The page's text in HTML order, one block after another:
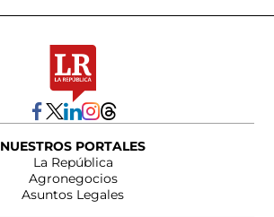
NUESTROS PORTALES
La República
Agronegocios
Asuntos Legales